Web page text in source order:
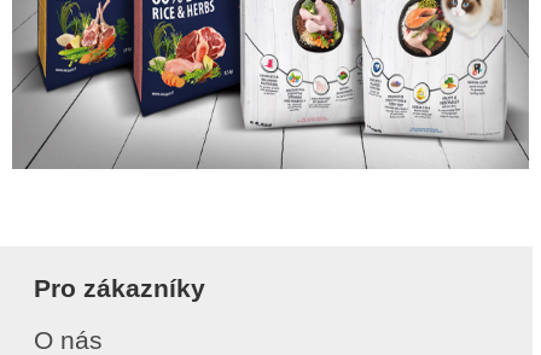
Pro zákazníky
O nás